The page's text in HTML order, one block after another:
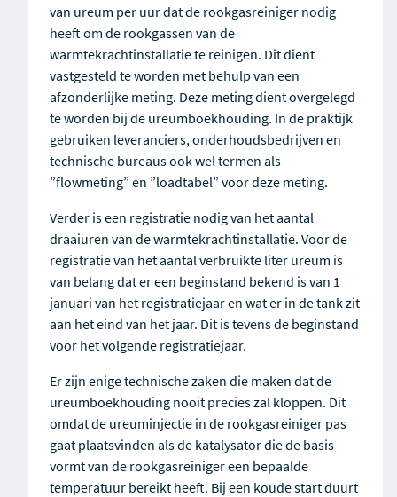
van ureum per uur dat de rookgasreiniger nodig
heeft om de rookgassen van de
warmtekrachtinstallatie te reinigen. Dit dient
vastgesteld te worden met behulp van een
afzonderlijke meting. Deze meting dient overgelegd
te worden bij de ureumboekhouding. In de praktijk
gebruiken leveranciers, onderhoudsbedrijven en
technische bureaus ook wel termen als
”flowmeting” en ”loadtabel” voor deze meting.
Verder is een registratie nodig van het aantal
draaiuren van de warmtekrachtinstallatie. Voor de
registratie van het aantal verbruikte liter ureum is
van belang dat er een beginstand bekend is van 1
januari van het registratiejaar en wat er in de tank zit
aan het eind van het jaar. Dit is tevens de beginstand
voor het volgende registratiejaar.
Er zijn enige technische zaken die maken dat de
ureumboekhouding nooit precies zal kloppen. Dit
omdat de ureuminjectie in de rookgasreiniger pas
gaat plaatsvinden als de katalysator die de basis
vormt van de rookgasreiniger een bepaalde
temperatuur bereikt heeft. Bij een koude start duurt